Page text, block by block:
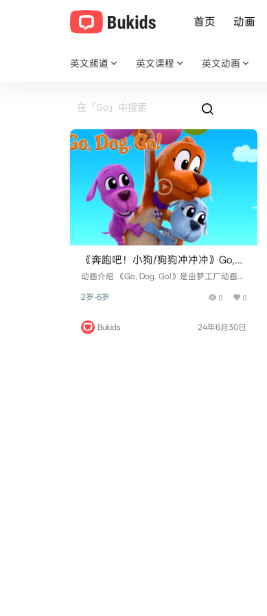
首页 动画
英文频道 英文课程 英文动画
《奔跑吧！小狗/狗狗冲冲冲》Go,
Dog. Go!英文版 第四季 [全14集]
​​动画介绍​​ 《Go, Dog. Go!》是由​​梦工厂动画电
与​​WildBrain工作室​​联合制作的学龄前冒险动
作改编自​​P.D. Eastman​​于1961年出版的经典启
蒙绘本，以狗狗城市"​​爪斯顿（Pawston）​​"为
2岁-6岁 0 0
Bukids 24年6月30日